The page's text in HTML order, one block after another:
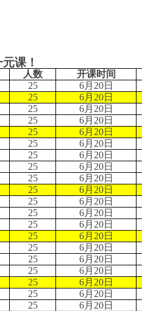
课！
人数 开课时间
25 6月 20日
25 6月 20日
25 6月 20日
25 6月 20日
25 6月 20日
25 6月 20日
25 6月 20日
25 6月 20日
25 6月 20日
25 6月 20日
25 6月 20日
25 6月 20日
25 6月 20日
25 6月 20日
25 6月 20日
25 6月 20日
25 6月 20日
25 6月 20日
25 6月 20日
25 6月 20日